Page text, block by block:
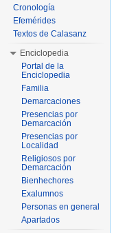
Cronología
Efemérides
Textos de Calasanz
Enciclopedia
Portal de la
Enciclopedia
Familia
Demarcaciones
Presencias por
Demarcación
Presencias por
Localidad
Religiosos por
Demarcación
Bienhechores
Exalumnos
Personas en general
Apartados